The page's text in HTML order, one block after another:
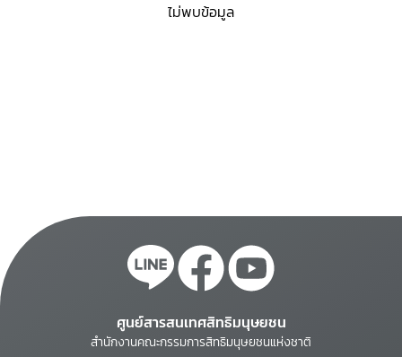
ไม่พบข้อมูล
ศูนย์สารสนเทศสิทธิมนุษยชน
สำนักงานคณะกรรมการสิทธิมนุษยชนแห่งชาติ